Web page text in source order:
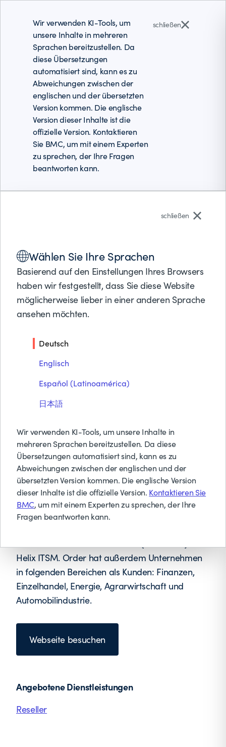
Partner
Support
Wir verwenden KI-Tools, um
unsere Inhalte in mehreren
Sprachen bereitzustellen. Da
diese Übersetzungen
automatisiert sind, kann es zu
Abweichungen zwischen der
englischen und der übersetzten
Version kommen. Die englische
Version dieser Inhalte ist die
offizielle Version. Kontaktieren
Sie BMC, um mit einem Experten
zu sprechen, der Ihre Fragen
beantworten kann.
schließen
schließen
Wählen Sie Ihre Sprachen
Basierend auf den Einstellungen Ihres Browsers
haben wir festgestellt, dass Sie diese Website
möglicherweise lieber in einer anderen Sprache
ansehen möchten.
Deutsch
Englisch
Español (Latinoamérica)
日本語
Wir verwenden KI-Tools, um unsere Inhalte in
mehreren Sprachen bereitzustellen. Da diese
Übersetzungen automatisiert sind, kann es zu
Abweichungen zwischen der englischen und der
übersetzten Version kommen. Die englische Version
dieser Inhalte ist die offizielle Version. Kontaktieren Sie
BMC, um mit einem Experten zu sprechen, der Ihre
Fragen beantworten kann.
PARTNER LOCATOR
ORDER SERVICOS E CONSULTORIA EM
INFORMATICA LTDA
Order Servicos e
Consultoria em Informatica
Ltda
Order ist seit über 22 Jahren Geschäftspartner
von BMC Software in den Bereichen Marketing,
Helix ITSM. Order hat außerdem Unternehmen
in folgenden Bereichen als Kunden: Finanzen,
Einzelhandel, Energie, Agrarwirtschaft und
Automobilindustrie.
Webseite besuchen
Angebotene Dienstleistungen
Reseller